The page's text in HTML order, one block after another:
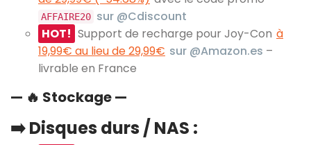
AFFAIRE20 sur @Cdiscount
HOT! Support de recharge pour Joy-Con à
19,99€ au lieu de 29,99€ sur @Amazon.es –
livrable en France
— 🔥 Stockage —
➡️ Disques durs / NAS :